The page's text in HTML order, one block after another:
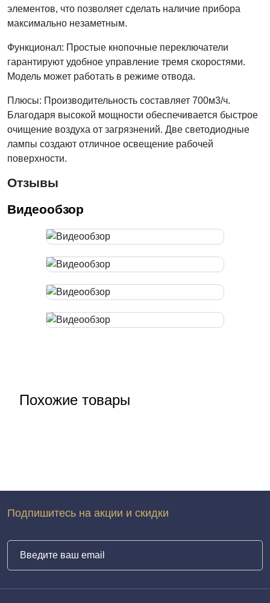
элементов, что позволяет сделать наличие прибора
максимально незаметным.
Функционал: Простые кнопочные переключатели
гарантируют удобное управление тремя скоростями.
Модель может работать в режиме отвода.
Плюсы: Производительность составляет 700м3/ч.
Благодаря высокой мощности обеспечивается быстрое
очищение воздуха от загрязнений. Две светодиодные
лампы создают отличное освещение рабочей
поверхности.
Отзывы
Видеообзор
Похожие товары
Подпишитесь на акции и скидки